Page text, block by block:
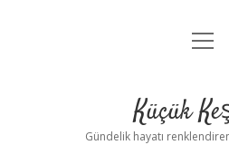
Anasayfa
Yasal
Küçük
Gündelik hayatı